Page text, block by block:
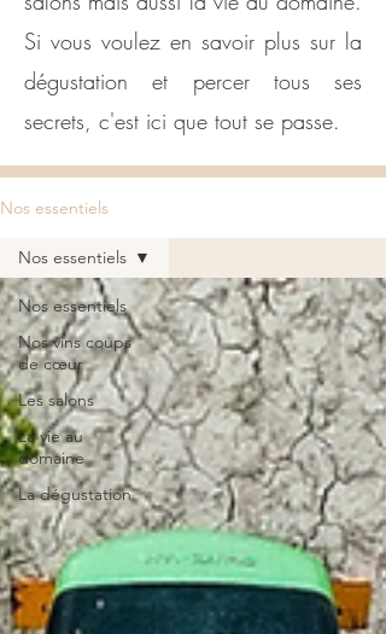
Si vous voulez en savoir plus sur la
dégustation et percer tous ses
secrets, c'est ici que tout se passe.
Nos essentiels
Nos essentiels
Nos vins coups
de cœur
Les salons
La vie au
domaine
La dégustation
Nos essentiels